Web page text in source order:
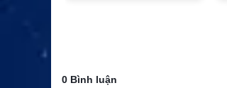
0 Bình luận